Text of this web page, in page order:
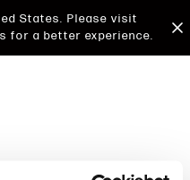
States. Please visit
for a better experience.